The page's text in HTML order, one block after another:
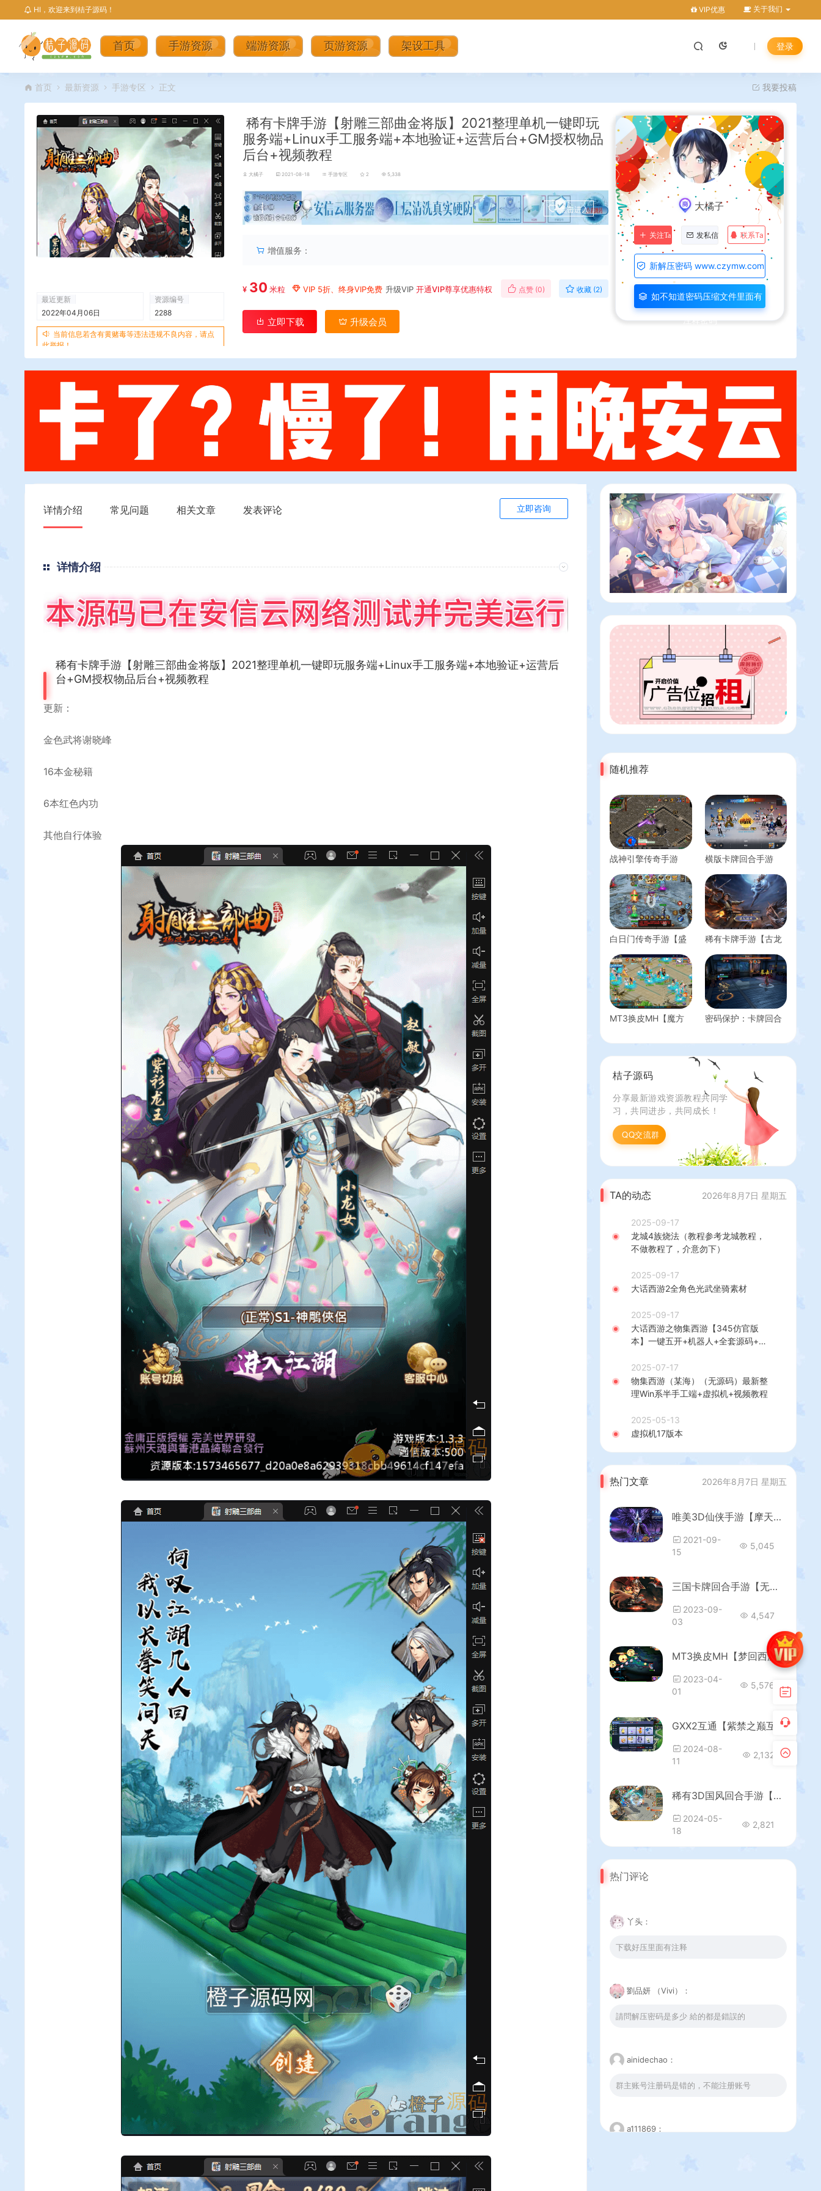
HI，欢迎来到桔子源码！ VIP优惠 关于我们
首页 手游资源 端游资源 页游资源 架设工具 登录
首页 最新资源 手游专区 正文 我要投稿
最近更新
2022年04月06日
资源编号
2288
当前信息若含有黄赌毒等违法违规不良内容，请点
此举报！
稀有卡牌手游【射雕三部曲金将版】2021整理单机一键即玩
服务端+Linux手工服务端+本地验证+运营后台+GM授权物品
后台+视频教程
大橘子 2021-08-18 手游专区 2 5,338
丨 点击进入
增值服务：
¥ 30 米粒 VIP 5折、终身VIP免费 升级VIP 开通VIP尊享优惠特权 点赞 (0) 收藏 (2)
立即下载 升级会员
大橘子
关注Ta 发私信 联系Ta
新解压密码 www.czymw.com
如不知道密码压缩文件里面有
详情介绍 常见问题 相关文章 发表评论 立即咨询
详情介绍
稀有卡牌手游【射雕三部曲金将版】2021整理单机一键即玩服务端+Linux手工服务端+本地验证+运营后
台+GM授权物品后台+视频教程
更新：
金色武将谢晓峰
16本金秘籍
6本红色内功
其他自行体验
随机推荐
战神引擎传奇手游
大陆】最新整理WIN
系复古服务端+安卓
苹果双端+GM后台
+详细搭建教程
横版卡牌回合手游
金券内购修复版】最
新整理单机一键即玩
镜像端+Linux手工服
务端+安卓苹果双端
+管理后台+CDK授权
后台+详细搭建教程
白日门传奇手游【盛
整理Win系特色服务
端+安卓苹果双端
+GM后台+详细搭建
教程
稀有卡牌手游【古龙
版】最新整理WIN系
特色服务端+安卓苹
果双端+本地验证
+GM后台+详细搭建
教程
MT3换皮MH【魔方
Linux手工服务端+安
卓苹果双端+GM后台
源码+赞助攻略掉落
说明
密码保护：卡牌回合
化定制版】最新整理
单机一键即玩镜像端
+Linux手工服务端
+管理后台+CDK授权
后台+安卓苹果双端
+详细搭建教程
桔子源码
分享最新游戏资源教程共同学
习，共同进步，共同成长！
QQ交流群
TA的动态 2026年8月7日 星期五
2025-09-17
龙城4族烧法（教程参考龙城教程，
不做教程了，介意勿下）
2025-09-17
大话西游2全角色光武坐骑素材
2025-09-17
大话西游之物集西游【345仿官版
本】一键五开+机器人+全套源码+超
+视频教程
2025-07-17
物集西游（某海）（无源码）最新整
理Win系半手工端+虚拟机+视频教程
2025-05-13
虚拟机17版本
热门文章 2026年8月7日 星期五
唯美3D仙侠手游【摩天记3D】最新整理Win一键既玩服务端+GM运营后台+视频教程【站长亲测】
2021-09-
15
5,045
三国卡牌回合手游【无敌三国魔神版】最新整理Win系服务端+安卓苹果双端+管理后台+GM授权后台+详细搭建教程
2023-09-
03
4,547
MT3换皮MH【梦回西游】最新整理Linux手工服务端+安卓苹果双端+GM后台+详细搭建教程
2023-04-
01
5,576
GXX2互通【紫禁之巅互通定制版】最新整理单机一键端+Win系服务端+安卓+PC客户端+全套源码+详细搭建教程
2024-08-
11
2,132
稀有3D国风回合手游【万灵山海之镜修复版】最新整理Linux手工服务端+安卓苹果双端+GM授权后台+假人陪玩+详细搭建教程+视频教程
2024-05-
18
2,821
热门评论
丫头：
下载好压里面有注释
劉品妍 （Vivi）：
請問解压密码是多少 給的都是錯誤的
ainidechao：
群主账号注册码是错的，不能注册账号
a111869：